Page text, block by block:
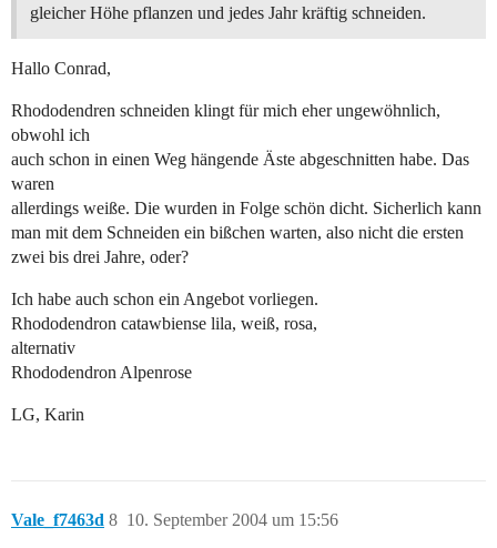
gleicher Höhe pflanzen und jedes Jahr kräftig schneiden.
Hallo Conrad,
Rhododendren schneiden klingt für mich eher ungewöhnlich,
obwohl ich
auch schon in einen Weg hängende Äste abgeschnitten habe. Das
waren
allerdings weiße. Die wurden in Folge schön dicht. Sicherlich kann
man mit dem Schneiden ein bißchen warten, also nicht die ersten
zwei bis drei Jahre, oder?
Ich habe auch schon ein Angebot vorliegen.
Rhododendron catawbiense lila, weiß, rosa,
alternativ
Rhododendron Alpenrose
LG, Karin
Vale_f7463d 10. September 2004 um 15:56
8